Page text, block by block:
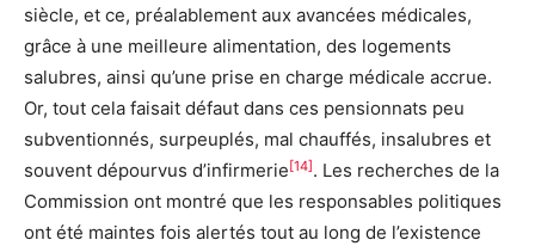
siècle, et ce, préalablement aux avancées médicales,
grâce à une meilleure alimentation, des logements
salubres, ainsi qu’une prise en charge médicale accrue.
Or, tout cela faisait défaut dans ces pensionnats peu
subventionnés, surpeuplés, mal chauffés, insalubres et
souvent dépourvus d’infirmerie[14]. Les recherches de la
Commission ont montré que les responsables politiques
ont été maintes fois alertés tout au long de l’existence